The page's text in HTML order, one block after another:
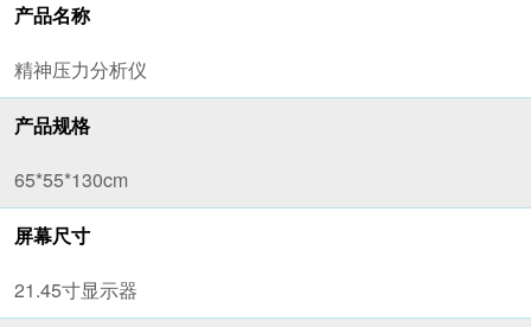
产品名称
精神压力分析仪
产品规格
65*55*130cm
屏幕尺寸
21.45寸显示器